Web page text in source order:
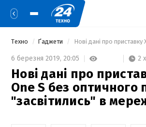
Техно Ґаджети
6 березня 2019, 20:05 2
Нові дані про
One S без оптичного
"засвітились" в